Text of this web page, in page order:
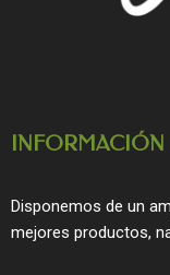
INFORMACIÓN
Disponemos de un
mejores productos,